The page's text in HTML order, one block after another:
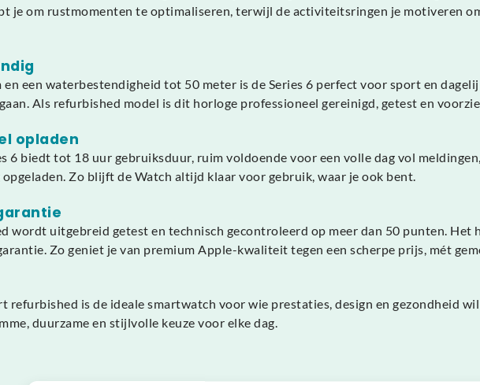
je om rustmomenten te optimaliseren, terwijl de activiteitsringen je motiveren
en een waterbestendigheid tot 50 meter is de Series 6 perfect voor sport en
Als refurbished model is dit horloge professioneel gereinigd, getest en
opladen
6 biedt tot 18 uur gebruiksduur, ruim voldoende voor een volle dag vol
Zo blijft de Watch altijd klaar voor gebruik, waar je ook bent.
wordt uitgebreid getest en technisch gecontroleerd op meer dan 50 punten.
Zo geniet je van premium Apple-kwaliteit tegen een scherpe prijs, mét
refurbished is de ideale smartwatch voor wie prestaties, design en gezondheid
duurzame en stijlvolle keuze voor elke dag.